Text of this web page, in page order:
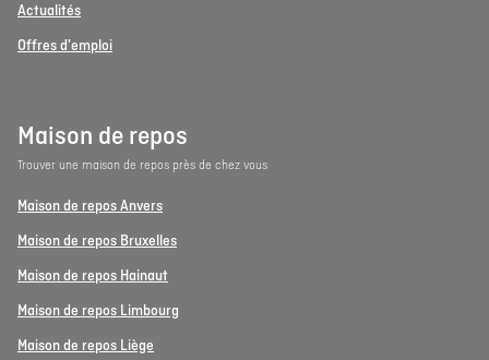
Actualités
Offres d'emploi
Maison de repos
Trouver une maison de repos près de chez vous
Maison de repos Anvers
Maison de repos Bruxelles
Maison de repos Hainaut
Maison de repos Limbourg
Maison de repos Liège